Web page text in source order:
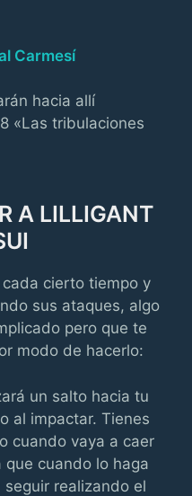
Carmesí
hacia allí
«Las tribulaciones
A LILLIGANT
cierto tiempo y
sus ataques, algo
pero que te
modo de hacerlo:
un salto hacia tu
al impactar. Tienes
cuando vaya a caer
que cuando lo haga
realizando el